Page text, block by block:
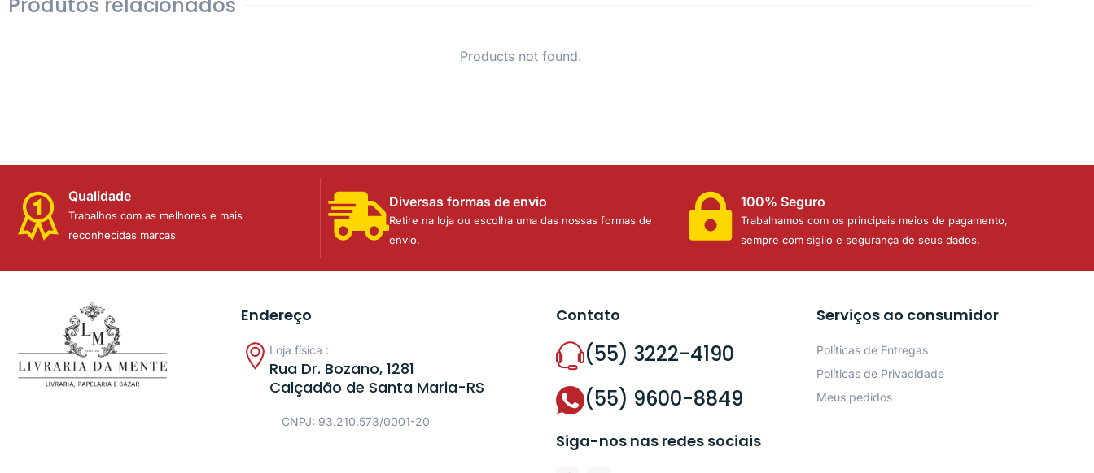
Products not found.
Qualidade
Trabalhos com as melhores e mais
reconhecidas marcas
Diversas formas de envio
Retire na loja ou escolha uma das nossas formas de
envio.
100% Seguro
Trabalhamos com os principais meios de pagamento,
sempre com sigilo e segurança de seus dados.
Endereço
Loja física :
Rua Dr. Bozano, 1281
Calçadão de Santa Maria-RS
CNPJ: 93.210.573/0001-20
Contato
(55) 3222-4190
(55) 9600-8849
Siga-nos nas redes sociais
Serviços ao consumidor
Políticas de Entregas
Políticas de Privacidade
Meus pedidos